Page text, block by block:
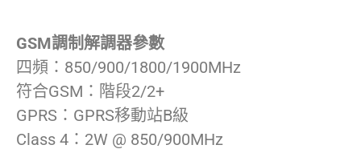
GSM調制解調器參數
四頻：850/900/1800/1900MHz
符合GSM：階段2/2+
GPRS：GPRS移動站B級
Class 4：2W @ 850/900MHz